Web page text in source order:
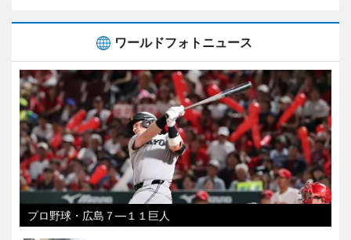
ワールドフォトニュース
プロ野球・広島７―１１巨人